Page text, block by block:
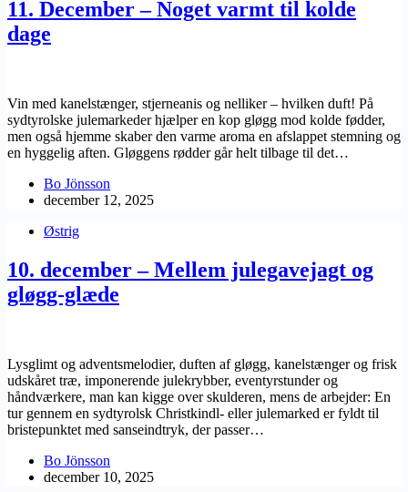
11. December – Noget varmt til kolde
dage
Vin med kanelstænger, stjerneanis og nelliker – hvilken duft! På
sydtyrolske julemarkeder hjælper en kop gløgg mod kolde fødder,
men også hjemme skaber den varme aroma en afslappet stemning og
en hyggelig aften. Gløggens rødder går helt tilbage til det…
Bo Jönsson
december 12, 2025
Østrig
10. december – Mellem julegavejagt og
gløgg-glæde
Lysglimt og adventsmelodier, duften af gløgg, kanelstænger og frisk
udskåret træ, imponerende julekrybber, eventyrstunder og
håndværkere, man kan kigge over skulderen, mens de arbejder: En
tur gennem en sydtyrolsk Christkindl- eller julemarked er fyldt til
bristepunktet med sanseindtryk, der passer…
Bo Jönsson
december 10, 2025